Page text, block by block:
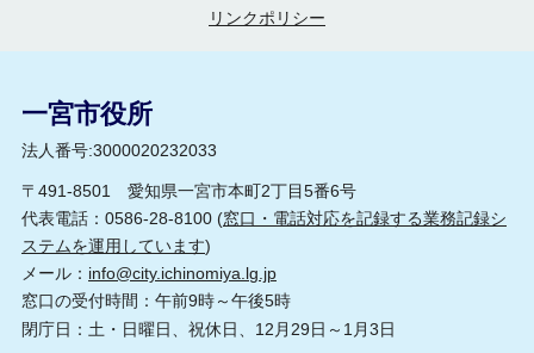
リンクポリシー
一宮市役所
法人番号:3000020232033
〒491-8501 愛知県一宮市本町2丁目5番6号
代表電話：0586-28-8100 (窓口・電話対応を記録する業務記録シ
ステムを運用しています)
メール： info@city.ichinomiya.lg.jp
窓口の受付時間：午前9時～午後5時
閉庁日：土・日曜日、祝休日、12月29日～1月3日